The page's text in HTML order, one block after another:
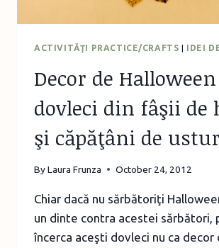
ACTIVITĂŢI PRACTICE/CRAFTS IDEI
Decor de
dovleci din fâşii de
şi căpăţâni de
ByLaura Frunza October 24, 2012
Chiar dacă nu sărbătoriţi
un dinte contra acestei sărbători,
încerca aceşti dovleci nu ca decor